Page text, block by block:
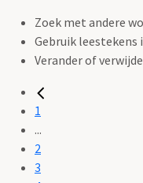
Zoek met andere
Gebruik leestekens
Verander of
1
...
2
3